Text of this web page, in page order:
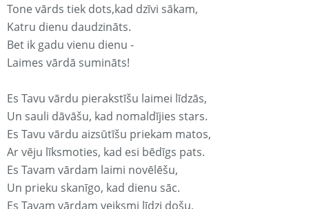
Tone vārds tiek dots,kad dzīvi sākam,
Katru dienu daudzināts.
Bet ik gadu vienu dienu -
Laimes vārdā sumināts!
Es Tavu vārdu pierakstīšu laimei līdzās,
Un sauli dāvāšu, kad nomaldījies stars.
Es Tavu vārdu aizsūtīšu priekam matos,
Ar vēju līksmoties, kad esi bēdīgs pats.
Es Tavam vārdam laimi novēlēšu,
Un prieku skanīgo, kad dienu sāc.
Es Tavam vārdam veiksmi līdzi došu,